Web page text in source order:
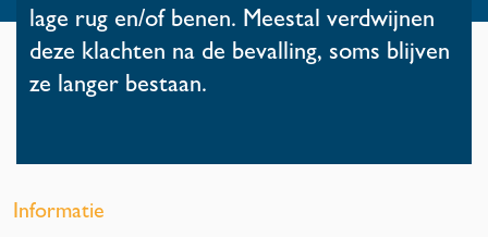
lage rug en/of benen. Meestal verdwijnen
deze klachten na de bevalling, soms blijven
ze langer bestaan.
Informatie